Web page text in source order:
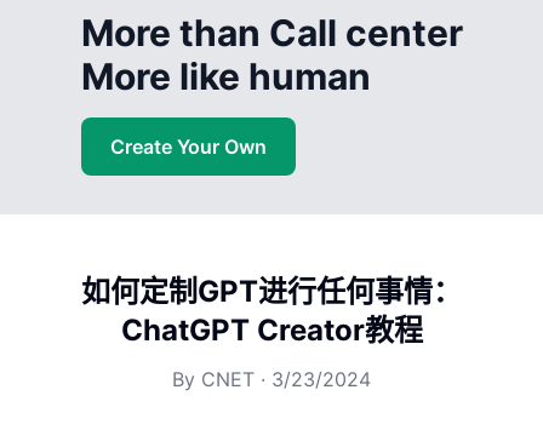
More than Call center
More like human
Create Your Own
如何定制GPT进行任何事情：
ChatGPT Creator教程
By CNET · 3/23/2024